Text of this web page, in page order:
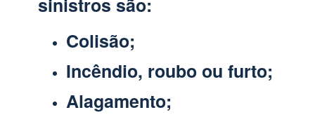
Colisão;
Incêndio, roubo ou furto;
Alagamento;